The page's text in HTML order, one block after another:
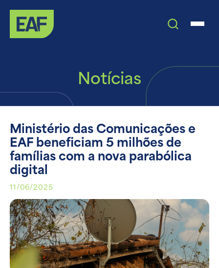
Notícias
Ministério das Comunicações e
EAF beneficiam 5 milhões de
famílias com a nova parabólica
digital
11/06/2025